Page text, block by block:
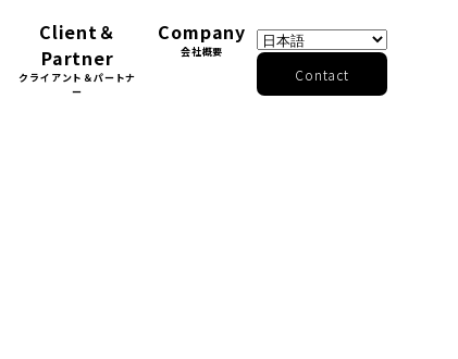
Client＆
Partner
クライアント＆パートナ
ー
Company
会社概要
Contact